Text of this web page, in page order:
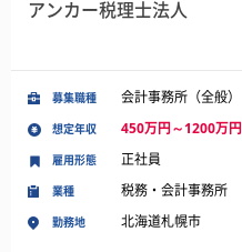
アンカー税理士法人
募集職種 会計事務所（全般）
想定年収 450万円～1200万円
業種 税務・会計事務所
勤務地 北海道札幌市
雇用形態 正社員